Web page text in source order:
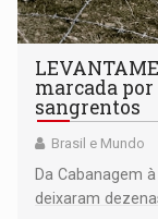
marcada
sangrentos
Brasil e Mundo
Da Cabanagem
deixaram